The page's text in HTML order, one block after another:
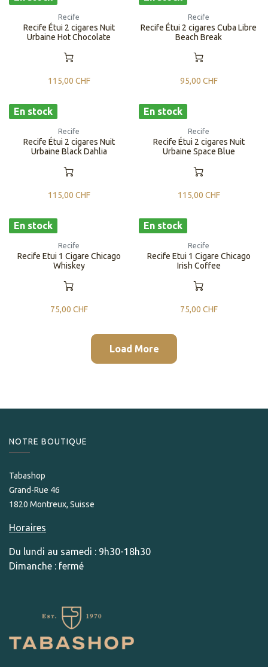
Recife
Recife Étui 2 cigares Nuit
Urbaine Hot Chocolate
115,00 CHF
Recife
Recife Étui 2 cigares Cuba Libre
Beach Break
95,00 CHF
En stock
Recife
Recife Étui 2 cigares Nuit
Urbaine Black Dahlia
115,00 CHF
En stock
Recife
Recife Étui 2 cigares Nuit
Urbaine Space Blue
115,00 CHF
En stock
Recife
Recife Etui 1 Cigare Chicago
Whiskey
75,00 CHF
En stock
Recife
Recife Etui 1 Cigare Chicago
Irish Coffee
75,00 CHF
Load More
NOTRE BOUTIQUE
Tabashop
Grand-Rue 46
1820 Montreux, Suisse
Horaires
Du lundi au samedi : 9h30-18h30
Dimanche : fermé